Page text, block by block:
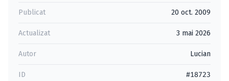
Publicat 20 oct. 2009
Actualizat 3 mai 2026
Autor Lucian
ID #18723